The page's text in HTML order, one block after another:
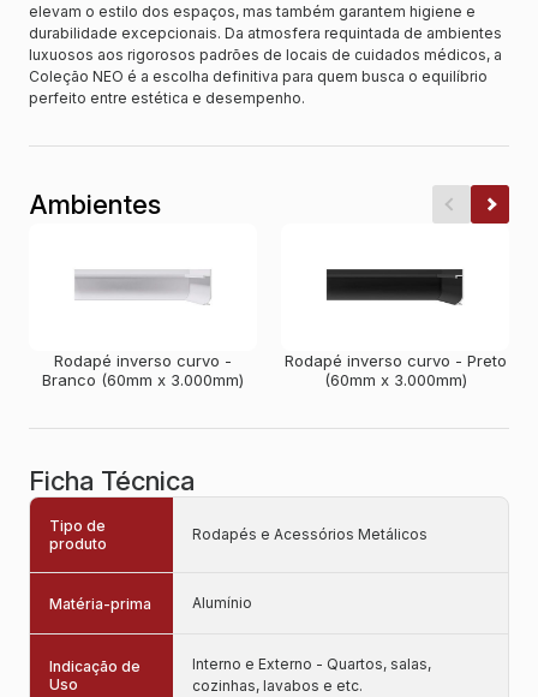
elevam o estilo dos espaços, mas também garantem higiene e
durabilidade excepcionais. Da atmosfera requintada de ambientes
luxuosos aos rigorosos padrões de locais de cuidados médicos, a
Coleção NEO é a escolha definitiva para quem busca o equilíbrio
perfeito entre estética e desempenho.
Ambientes
Rodapé inverso curvo -
Branco (60mm x 3.000mm)
Rodapé inverso curvo - Preto
(60mm x 3.000mm)
Ficha Técnica
Tipo de
produto
Rodapés e Acessórios Metálicos
Matéria-prima Alumínio
Indicação de
Uso
Interno e Externo - Quartos, salas,
cozinhas, lavabos e etc.